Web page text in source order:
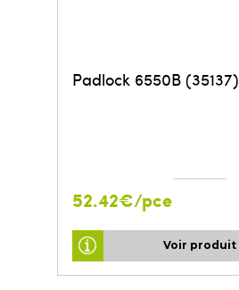
Padlock 6550B (35137)
52.42€/pce
Voir produit